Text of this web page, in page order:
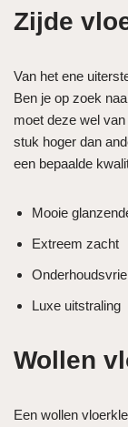
Zijde
Van het ene
Ben je op zoek
moet deze wel
stuk hoger dan
een bepaalde
Mooie
Extreem zacht
Luxe uitstraling
Wollen
Een wollen